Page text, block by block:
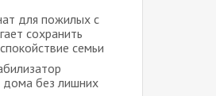
для пожилых с
сохранить
семьи
дома без лишних